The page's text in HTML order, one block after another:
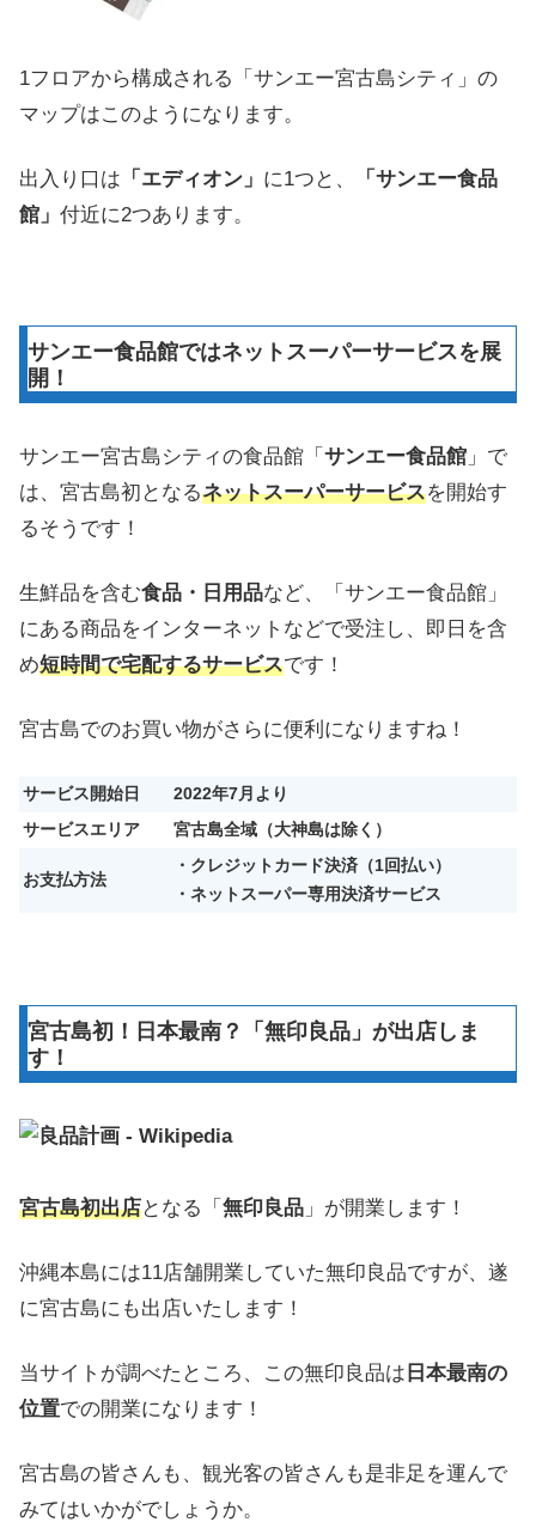
1フロアから構成される「サンエー宮古島シティ」の
マップはこのようになります。
出入り口は 「エディオン」 に1つと、
「サンエー食品
館」 付近に2つあります。
サンエー食品館ではネットスーパーサービスを展
開！
サンエー宮古島シティの食品館「 サンエー食品館 」で
は、宮古島初となるネットスーパーサービスを開始す
るそうです！
生鮮品を含む食品・日用品など、「サンエー食品館」
にある商品をインターネットなどで受注し、即日を含
め短時間で宅配するサービスです！
宮古島でのお買い物がさらに便利になりますね！
サービス開始日
2022年7月より
サービスエリア
宮古島全域（大神島は除く）
お支払方法
・クレジットカード決済（1回払い）
・ネットスーパー専用決済サービス
宮古島初！日本最南？「無印良品」が出店しま
す！
宮古島初出店となる「 無印良品 」が開業します！
沖縄本島には11店舗開業していた無印良品ですが、遂
に宮古島にも出店いたします！
当サイトが調べたところ、この無印良品は 日本最南の
位置での開業になります！
宮古島の皆さんも、観光客の皆さんも是非足を運んで
みてはいかがでしょうか。